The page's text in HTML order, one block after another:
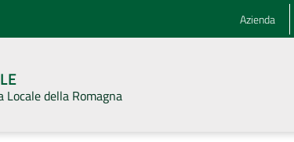
Azienda
della Romagna